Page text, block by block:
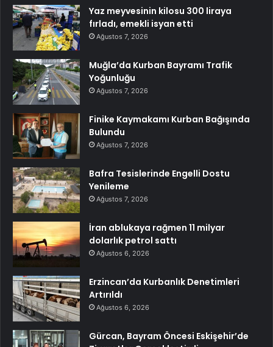
Yaz meyvesinin kilosu 300 liraya
fırladı, emekli isyan etti
Ağustos 7, 2026
Muğla’da Kurban Bayramı Trafik
Yoğunluğu
Ağustos 7, 2026
Finike Kaymakamı Kurban Bağışında
Bulundu
Ağustos 7, 2026
Bafra Tesislerinde Engelli Dostu
Yenileme
Ağustos 7, 2026
İran ablukaya rağmen 11 milyar
dolarlık petrol sattı
Ağustos 6, 2026
Erzincan’da Kurbanlık Denetimleri
Artırıldı
Ağustos 6, 2026
Gürcan, Bayram Öncesi Eskişehir’de